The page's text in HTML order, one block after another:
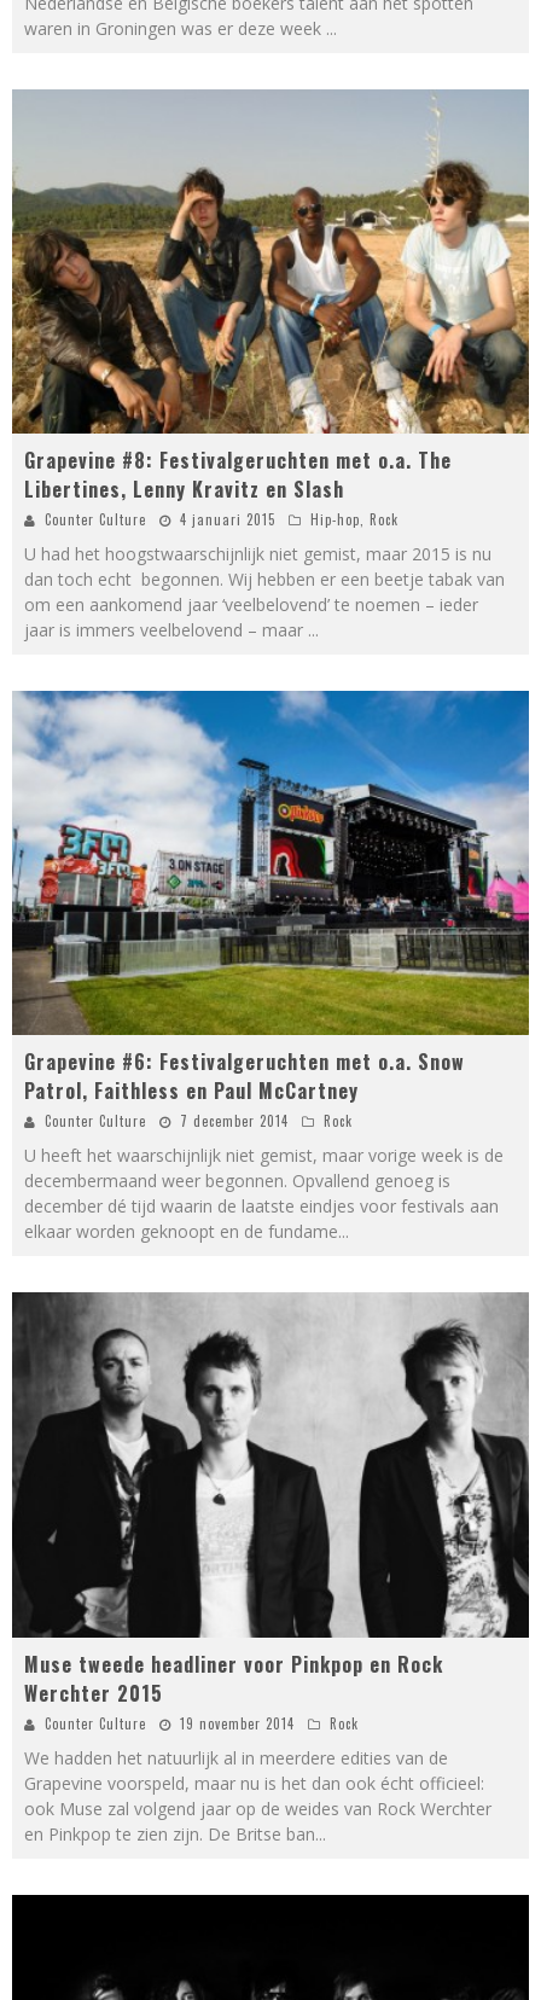
waren in Groningen was er deze week ...
Grapevine #8: Festivalgeruchten met o.a. The
Libertines, Lenny Kravitz en Slash
Counter Culture 4 januari 2015 Hip-hop Rock
U had het hoogstwaarschijnlijk niet gemist, maar 2015 is nu
dan toch echt begonnen. Wij hebben er een beetje tabak van
om een aankomend jaar ‘veelbelovend’ te noemen – ieder
jaar is immers veelbelovend – maar ...
Grapevine #6: Festivalgeruchten met o.a. Snow
Patrol, Faithless en Paul McCartney
Counter Culture 7 december 2014 Rock
U heeft het waarschijnlijk niet gemist, maar vorige week is de
decembermaand weer begonnen. Opvallend genoeg is
december dé tijd waarin de laatste eindjes voor festivals aan
elkaar worden geknoopt en de fundame...
Muse tweede headliner voor Pinkpop en Rock
Werchter 2015
Counter Culture 19 november 2014 Rock
We hadden het natuurlijk al in meerdere edities van de
Grapevine voorspeld, maar nu is het dan ook écht officieel:
ook Muse zal volgend jaar op de weides van Rock Werchter
en Pinkpop te zien zijn. De Britse ban...